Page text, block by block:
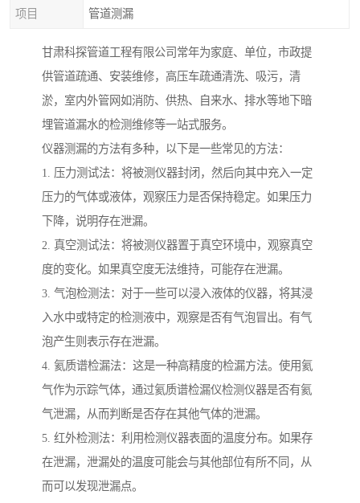
项目 管道测漏
甘肃科探管道工程有限公司常年为家庭、单位，市政提
供管道疏通、安装维修，高压车疏通清洗、吸污，清
淤，室内外管网如消防、供热、自来水、排水等地下暗
埋管道漏水的检测维修等一站式服务。
仪器测漏的方法有多种，以下是一些常见的方法：
1. 压力测试法：将被测仪器封闭，然后向其中充入一定
压力的气体或液体，观察压力是否保持稳定。如果压力
下降，说明存在泄漏。
2. 真空测试法：将被测仪器置于真空环境中，观察真空
度的变化。如果真空度无法维持，可能存在泄漏。
3. 气泡检测法：对于一些可以浸入液体的仪器，将其浸
入水中或特定的检测液中，观察是否有气泡冒出。有气
泡产生则表示存在泄漏。
4. 氦质谱检漏法：这是一种高精度的检漏方法。使用氦
气作为示踪气体，通过氦质谱检漏仪检测仪器是否有氦
气泄漏，从而判断是否存在其他气体的泄漏。
5. 红外检测法：利用检测仪器表面的温度分布。如果存
在泄漏，泄漏处的温度可能会与其他部位有所不同，从
而可以发现泄漏点。